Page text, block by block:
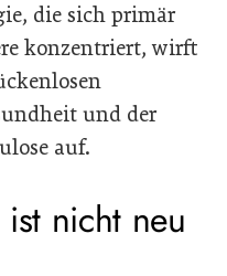
die sich primär
konzentriert, wirft
und der
auf.
nicht neu